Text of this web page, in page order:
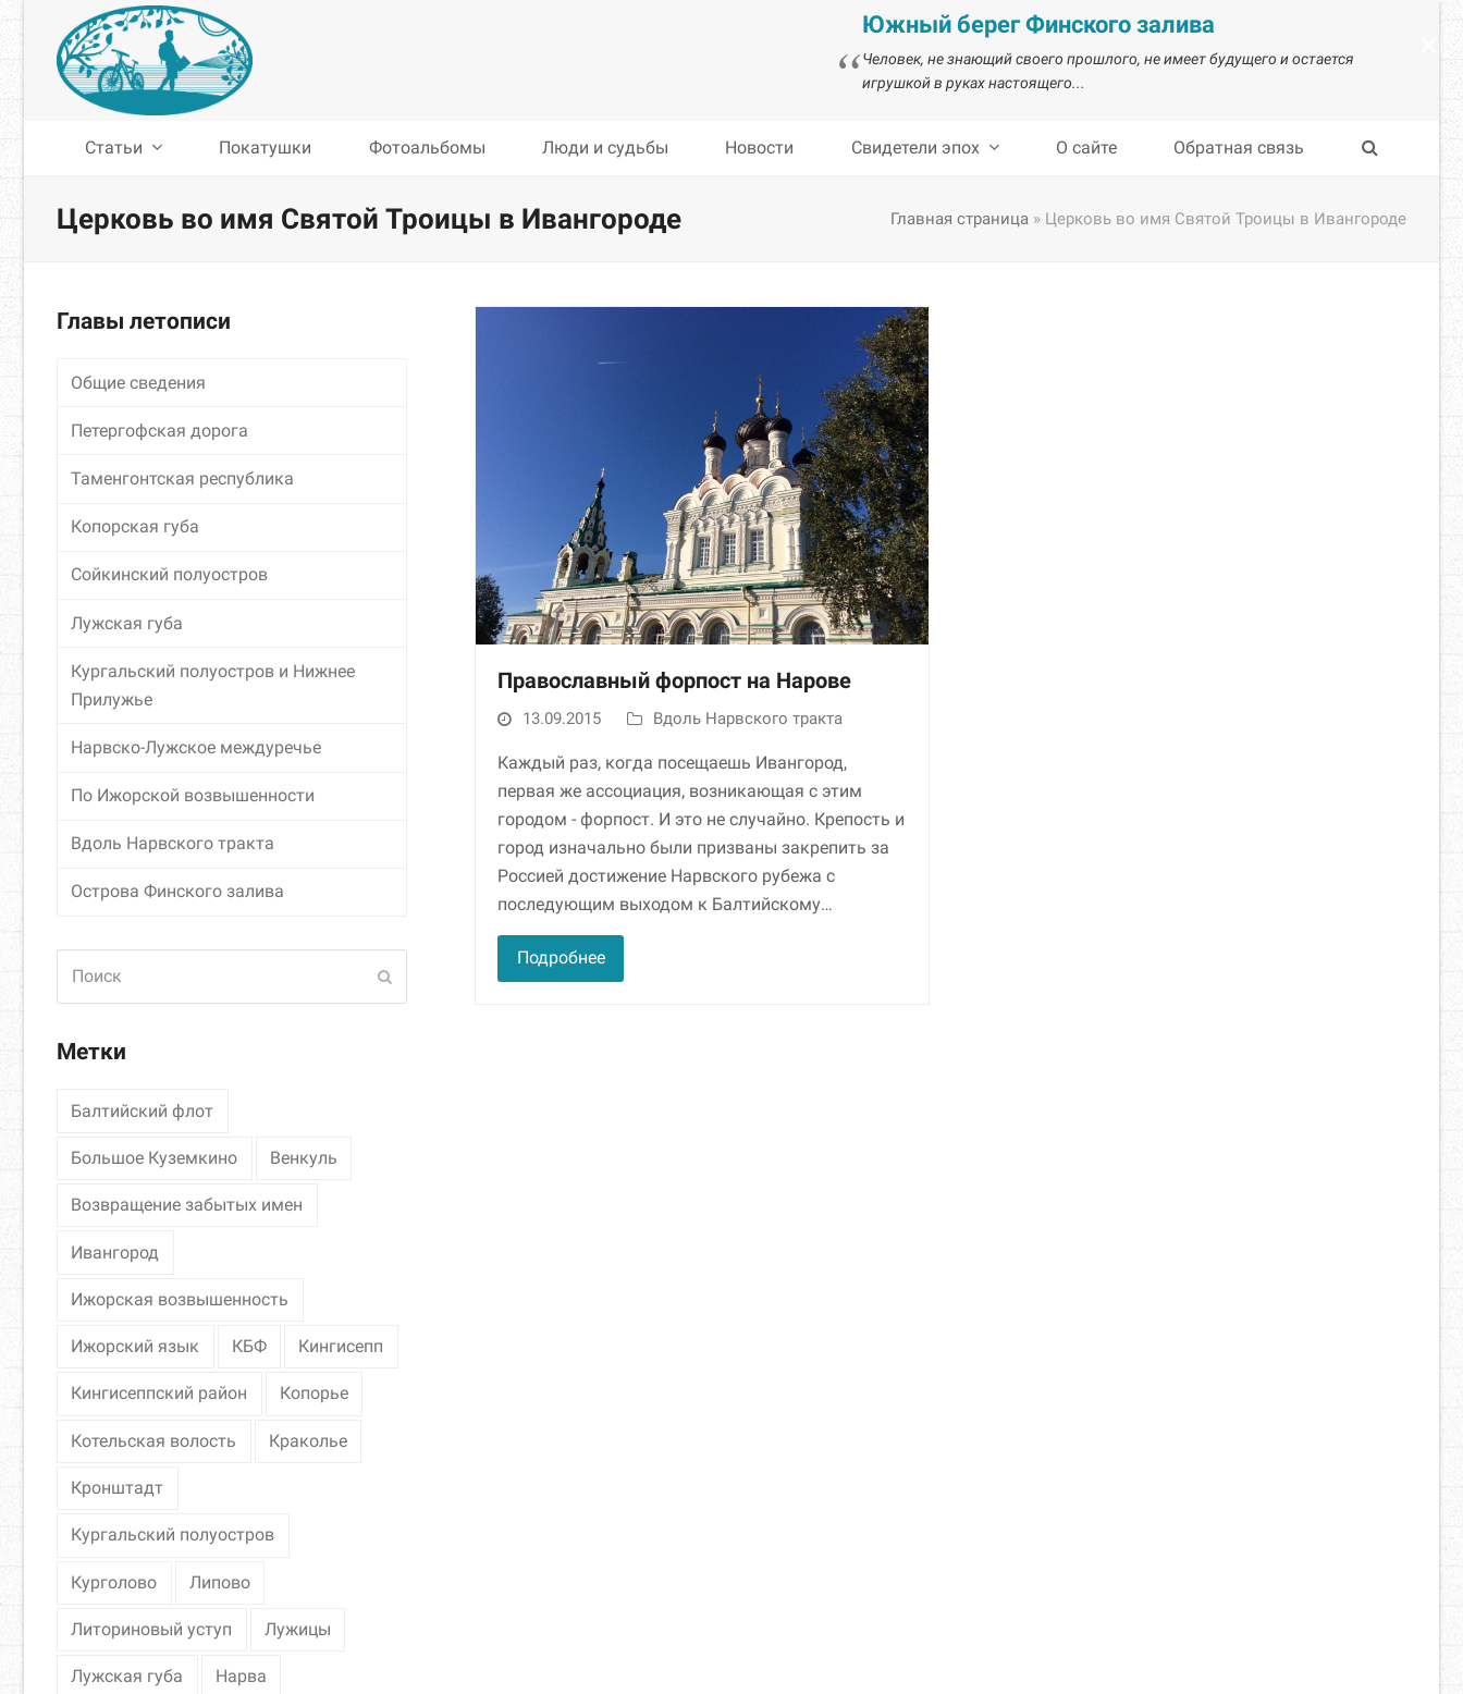
Южный берег Финского залива
Человек, не знающий своего прошлого, не имеет будущего и остается
игрушкой в руках настоящего...
Статьи Покатушки Фотоальбомы Люди и судьбы Новости Свидетели эпох О сайте Обратная связь
Церковь во имя Святой Троицы в Ивангороде Главная страница » Церковь во имя Святой Троицы в Ивангороде
Православный форпост на Нарове
13.09.2015 Вдоль Нарвского тракта
Каждый раз, когда посещаешь Ивангород,
первая же ассоциация, возникающая с этим
городом - форпост. И это не случайно. Крепость и
город изначально были призваны закрепить за
Россией достижение Нарвского рубежа с
последующим выходом к Балтийскому…
Подробнее
Главы летописи
Общие сведения
Петергофская дорога
Таменгонтская республика
Копорская губа
Сойкинский полуостров
Лужская губа
Кургальский полуостров и Нижнее
Прилужье
Нарвско-Лужское междуречье
По Ижорской возвышенности
Вдоль Нарвского тракта
Острова Финского залива
Метки
Балтийский флот
Большое Куземкино Венкуль
Возвращение забытых имен
Ивангород
Ижорская возвышенность
Ижорский язык КБФ Кингисепп
Кингисеппский район Копорье
Котельская волость Краколье
Кронштадт
Кургальский полуостров
Курголово Липово
Литориновый уступ Лужицы
Лужская губа Нарва
Необходимые
этих файлов cookie
обязательно. Они
необходимы для
функционирования
веб-сайта.